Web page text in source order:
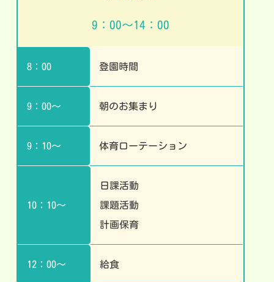
9：00～14：00
8：00 登園時間
9：00～ 朝のお集まり
9：10～ 体育ローテーション
10：10～
日課活動
課題活動
計画保育
12：00～ 給食